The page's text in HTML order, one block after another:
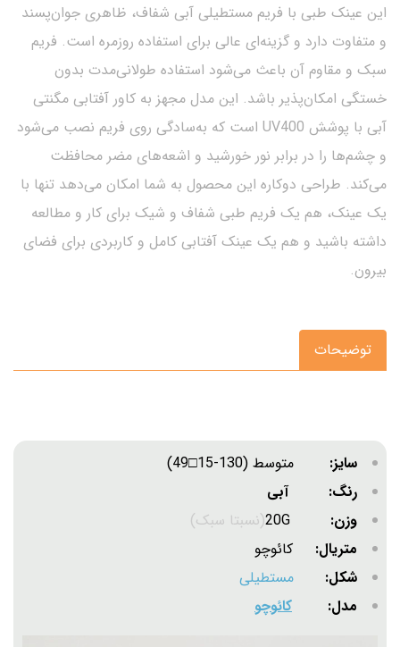
این عینک طبی با فریم مستطیلی آبی شفاف، ظاهری جوان‌پسند
و متفاوت دارد و گزینه‌ای عالی برای استفاده روزمره است. فریم
سبک و مقاوم آن باعث می‌شود استفاده طولانی‌مدت بدون
خستگی امکان‌پذیر باشد. این مدل مجهز به کاور آفتابی مگنتی
آبی با پوشش UV400 است که به‌سادگی روی فریم نصب می‌شود
و چشم‌ها را در برابر نور خورشید و اشعه‌های مضر محافظت
می‌کند. طراحی دوکاره این محصول به شما امکان می‌دهد تنها با
یک عینک، هم یک فریم طبی شفاف و شیک برای کار و مطالعه
داشته باشید و هم یک عینک آفتابی کامل و کاربردی برای فضای
بیرون.
توضیحات
سایز: متوسط (130-15□49)
رنگ: آبی
وزن:
(نسبتا سبک)
متریال:
کائوچو
شکل: مستطیلی
مدل: کائوچو